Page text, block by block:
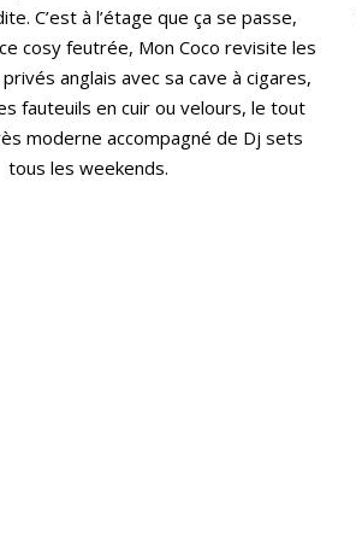
C’est à l’étage que ça se passe,
cosy feutrée, Mon Coco revisite les
anglais avec sa cave à cigares,
fauteuils en cuir ou velours, le tout
moderne accompagné de Dj sets
tous les weekends.